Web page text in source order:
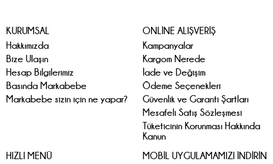
KURUMSAL
Hakkımızda
Bize Ulaşın
Hesap Bilgilerimiz
Basında Markabebe
Markabebe sizin için ne yapar?
ONLİNE ALIŞVERİŞ
Kampanyalar
Kargom Nerede
İade ve Değişim
Ödeme Seçenekleri
Güvenlik ve Garanti Şartları
Mesafeli Satış Sözleşmesi
Tüketicinin Korunması Hakkında
Kanun
HIZLI MENÜ
MOBİL UYGULAMAMIZI İNDİRİN